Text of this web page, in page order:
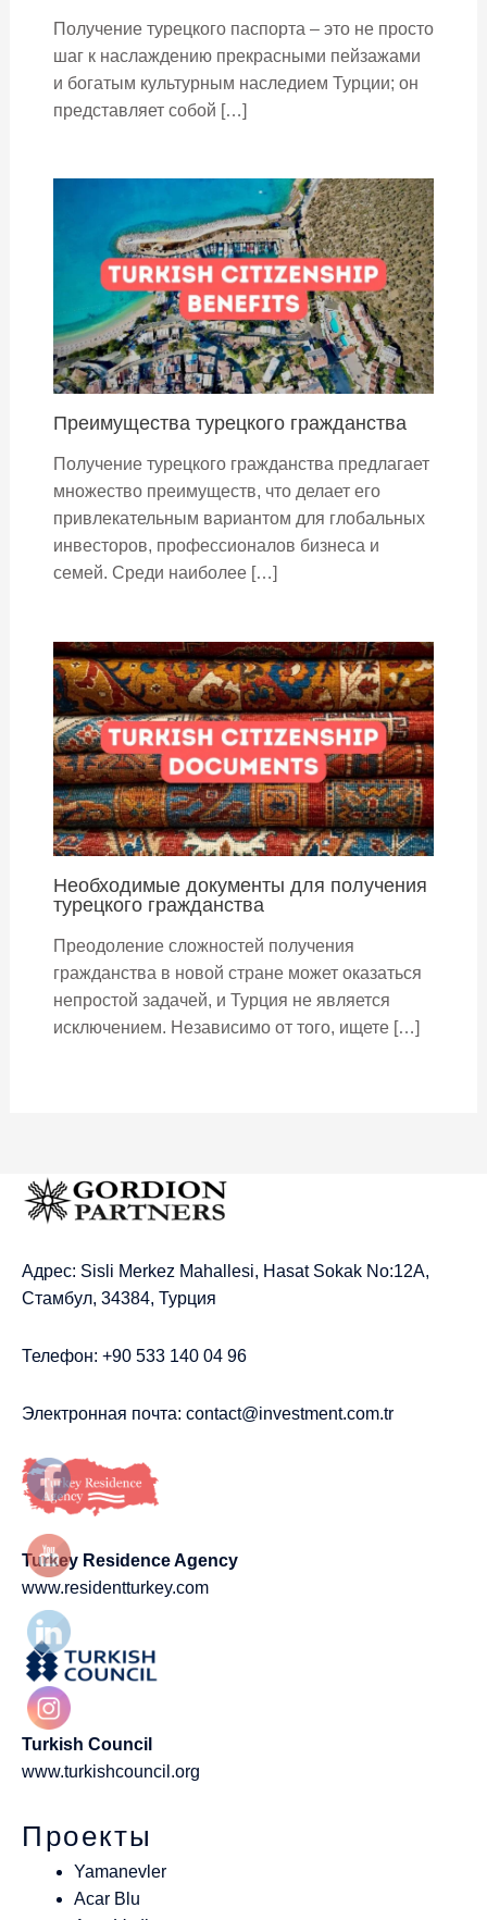
Получение турецкого паспорта – это не просто
шаг к наслаждению прекрасными пейзажами
и богатым культурным наследием Турции; он
представляет собой […]
Преимущества турецкого гражданства
Получение турецкого гражданства предлагает
множество преимуществ, что делает его
привлекательным вариантом для глобальных
инвесторов, профессионалов бизнеса и
семей. Среди наиболее […]
Необходимые документы для получения
турецкого гражданства
Преодоление сложностей получения
гражданства в новой стране может оказаться
непростой задачей, и Турция не является
исключением. Независимо от того, ищете […]
Адрес: Sisli Merkez Mahallesi, Hasat Sokak No:12A,
Стамбул, 34384, Турция
Телефон: +90 533 140 04 96
Электронная почта: contact@investment.com.tr
Turkey Residence Agency
www.residentturkey.com
Turkish Council
www.turkishcouncil.org
Проекты
Yamanevler
Acar Blu